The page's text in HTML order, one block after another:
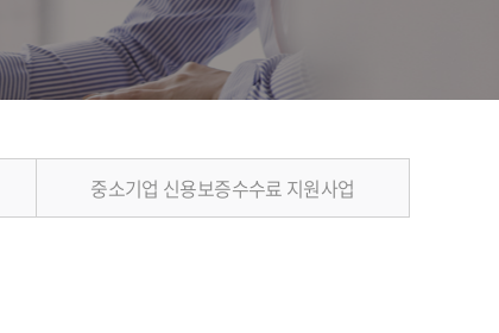
중소기업 신용보증수수료 지원사업